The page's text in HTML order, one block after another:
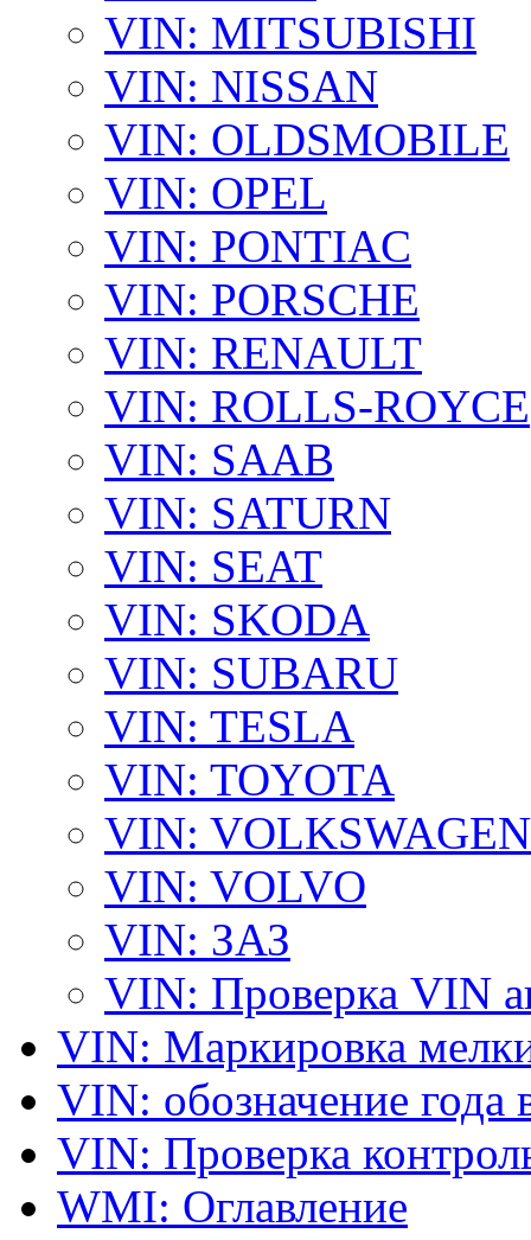
VIN: MITSUBISHI
VIN: NISSAN
VIN: OLDSMOBILE
VIN: OPEL
VIN: PONTIAC
VIN: PORSCHE
VIN: RENAULT
VIN: ROLLS-ROYCE
VIN: SAAB
VIN: SATURN
VIN: SEAT
VIN: SKODA
VIN: SUBARU
VIN: TESLA
VIN: TOYOTA
VIN: VOLKSWAGEN
VIN: VOLVO
VIN: ЗАЗ
VIN: Проверка VIN
VIN: Маркировка
VIN: обозначение года
VIN: Проверка
WMI: Оглавление